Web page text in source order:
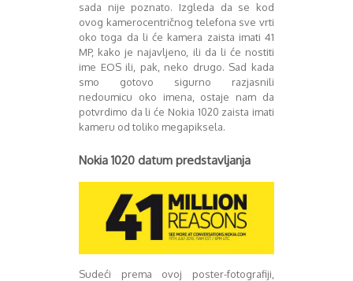
Januar 2015
Februar 2015
April 2015
Maj 2015
Juni 2015
Juli 2015
Oktobar 2015
Novembar 2015
Decembar 2015
Januar 2016
Februar 2016
Mart 2016
April 2016
sada nije poznato. Izgleda da se kod
ovog kamerocentričnog telefona sve vrti
oko toga da li će kamera zaista imati 41
MP, kako je najavljeno, ili da li će nostiti
ime EOS ili, pak, neko drugo. Sad kada
smo gotovo sigurno razjasnili
nedoumicu oko imena, ostaje nam da
potvrdimo da li će Nokia 1020 zaista imati
kameru od toliko megapiksela.
Nokia 1020 datum predstavljanja
Sudeći prema ovoj poster-fotografiji,